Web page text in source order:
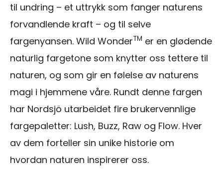
til undring – et uttrykk som fanger naturens
forvandlende kraft – og til selve
fargenyansen. Wild WonderTM er en glødende
naturlig fargetone som knytter oss tettere til
naturen, og som gir en følelse av naturens
magi i hjemmene våre. Rundt denne fargen
har Nordsjö utarbeidet fire brukervennlige
fargepaletter: Lush, Buzz, Raw og Flow. Hver
av dem forteller sin unike historie om
hvordan naturen inspirerer oss.